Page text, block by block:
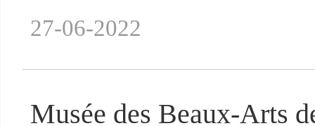
27-06-2022
Musée des Beaux-Arts